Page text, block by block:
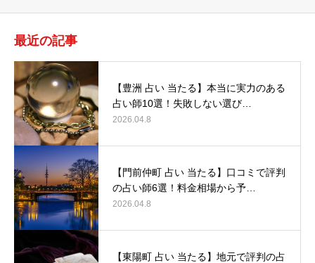
最近の記事
【豊洲 占い 当たる】本当に実力のある
占い師10選！失敗しない選び…
2026.04.8
【門前仲町 占い 当たる】口コミで評判
の占い師6選！料金相場から予…
2026.04.8
【東陽町 占い 当たる】地元で評判の占